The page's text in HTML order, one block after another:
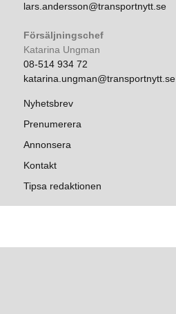
lars.andersson@transportnytt.se
Försäljningschef
Katarina Ungman
08-514 934 72
katarina.ungman@transportnytt.se
Nyhetsbrev
Prenumerera
Annonsera
Kontakt
Tipsa redaktionen